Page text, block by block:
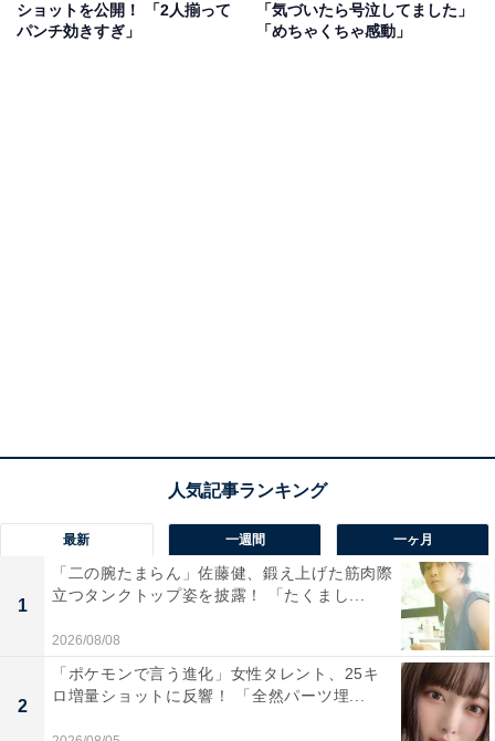
ショットを公開！ 「2人揃って
パンチ効きすぎ」
「気づいたら号泣してました」
「めちゃくちゃ感動」
最新 一週間 一ヶ月
1
「二の腕たまらん」佐藤健、鍛え上げた筋肉際
立つタンクトップ姿を披露！ 「たくまし...
2026/08/08
2
「ポケモンで言う進化」女性タレント、25キ
ロ増量ショットに反響！ 「全然パーツ埋...